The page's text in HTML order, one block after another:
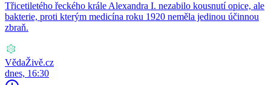
Třicetiletého řeckého krále Alexandra I. nezabilo kousnutí opice, ale
bakterie, proti kterým medicína roku 1920 neměla jedinou účinnou
zbraň.
VědaŽivě.cz
dnes, 16:30